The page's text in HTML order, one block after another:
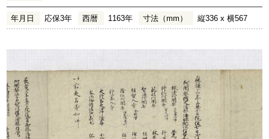
年月日 応保3年 西暦 1163年 寸法（mm） 縦336 x 横567